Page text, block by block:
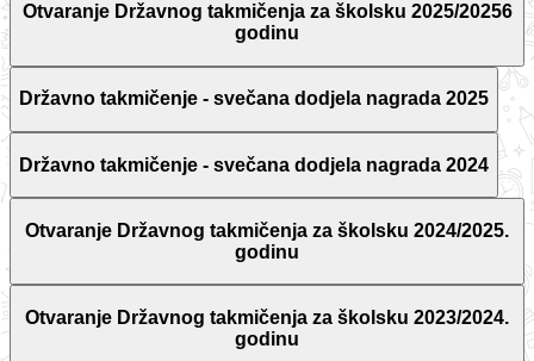
Otvaranje Državnog takmičenja za školsku 2025/20256
godinu
Državno takmičenje - svečana dodjela nagrada 2025
Državno takmičenje - svečana dodjela nagrada 2024
Otvaranje Državnog takmičenja za školsku 2024/2025.
godinu
Otvaranje Državnog takmičenja za školsku 2023/2024.
godinu